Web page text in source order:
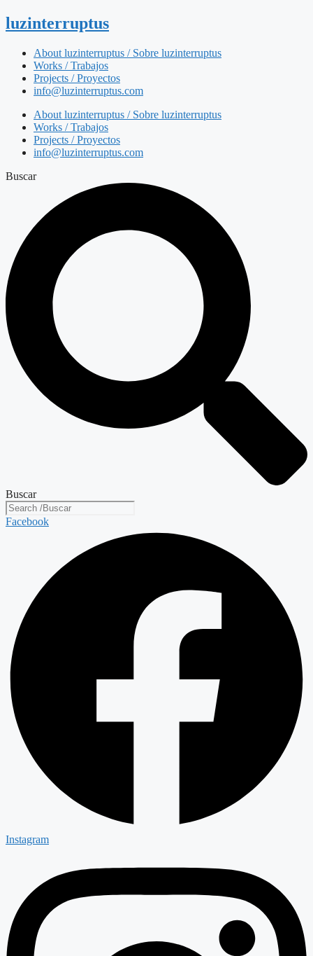
luzinterruptus
About luzinterruptus / Sobre luzinterruptus
Works / Trabajos
Projects / Proyectos
info@luzinterruptus.com
About luzinterruptus / Sobre luzinterruptus
Works / Trabajos
Projects / Proyectos
info@luzinterruptus.com
Buscar
Buscar
Facebook
Instagram